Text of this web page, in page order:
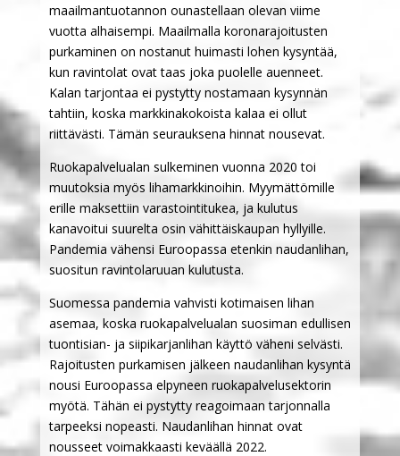
maailmantuotannon ounastellaan olevan viime
vuotta alhaisempi. Maailmalla koronarajoitusten
purkaminen on nostanut huimasti lohen kysyntää,
kun ravintolat ovat taas joka puolelle auenneet.
Kalan tarjontaa ei pystytty nostamaan kysynnän
tahtiin, koska markkinakokoista kalaa ei ollut
riittävästi. Tämän seurauksena hinnat nousevat.
Ruokapalvelualan sulkeminen vuonna 2020 toi
muutoksia myös lihamarkkinoihin. Myymättömille
erille maksettiin varastointitukea, ja kulutus
kanavoitui suurelta osin vähittäiskaupan hyllyille.
Pandemia vähensi Euroopassa etenkin naudanlihan,
suositun ravintolaruuan kulutusta.
Suomessa pandemia vahvisti kotimaisen lihan
asemaa, koska ruokapalvelualan suosiman edullisen
tuontisian- ja siipikarjanlihan käyttö väheni selvästi.
Rajoitusten purkamisen jälkeen naudanlihan kysyntä
nousi Euroopassa elpyneen ruokapalvelusektorin
myötä. Tähän ei pystytty reagoimaan tarjonnalla
tarpeeksi nopeasti. Naudanlihan hinnat ovat
nousseet voimakkaasti keväällä 2022.